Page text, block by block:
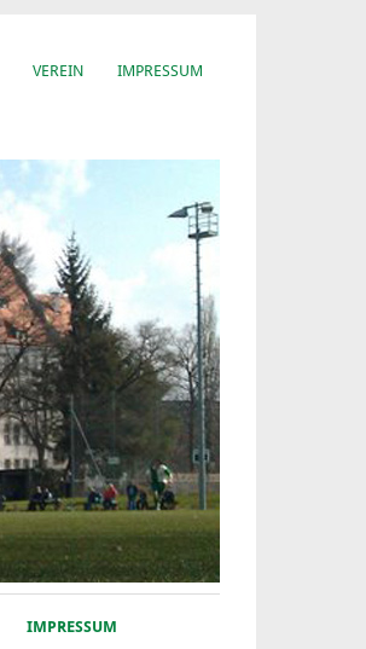
VEREIN IMPRESSUM
IMPRESSUM